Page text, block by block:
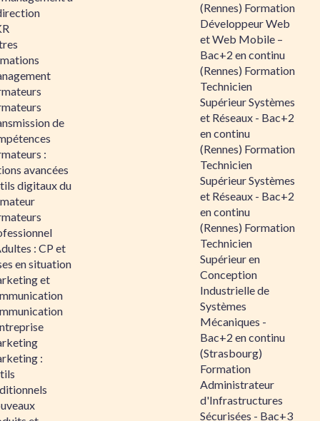
de
:
avancées
digitaux du
: CP et
en situation
et
:
(Rennes) Formation
Développeur Web
et Web Mobile –
Bac+2 en continu
(Rennes) Formation
Technicien
Supérieur Systèmes
et Réseaux - Bac+2
en continu
(Rennes) Formation
Technicien
Supérieur Systèmes
et Réseaux - Bac+2
en continu
(Rennes) Formation
Technicien
Supérieur en
Conception
Industrielle de
Systèmes
Mécaniques -
Bac+2 en continu
(Strasbourg)
Formation
Administrateur
d'Infrastructures
Sécurisées - Bac+3